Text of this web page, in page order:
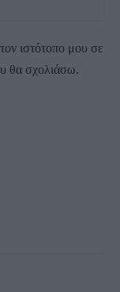
ιστότοπο μου σε
θα σχολιάσω.